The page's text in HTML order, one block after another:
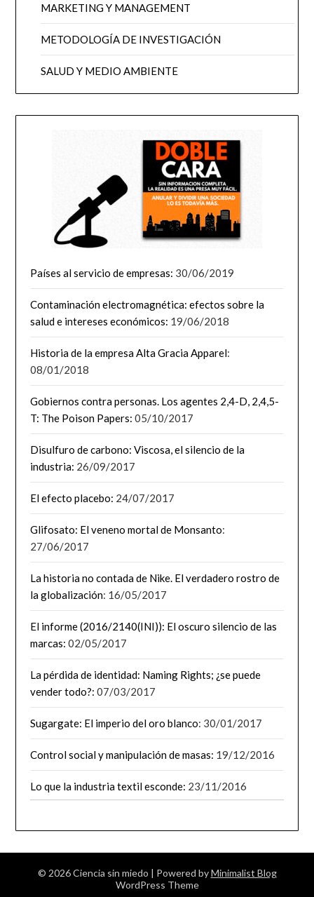
MARKETING Y MANAGEMENT
METODOLOGÍA DE INVESTIGACIÓN
SALUD Y MEDIO AMBIENTE
Países al servicio de empresas: 30/06/2019
Contaminación electromagnética: efectos sobre la
salud e intereses económicos: 19/06/2018
Historia de la empresa Alta Gracia Apparel:
08/01/2018
Gobiernos contra personas. Los agentes 2,4-D, 2,4,5-
T: The Poison Papers: 05/10/2017
Disulfuro de carbono: Viscosa, el silencio de la
industria: 26/09/2017
El efecto placebo: 24/07/2017
Glifosato: El veneno mortal de Monsanto:
27/06/2017
La historia no contada de Nike. El verdadero rostro de
la globalización: 16/05/2017
El informe (2016/2140(INI)): El oscuro silencio de las
marcas: 02/05/2017
La pérdida de identidad: Naming Rights; ¿se puede
vender todo?: 07/03/2017
Sugargate: El imperio del oro blanco: 30/01/2017
Control social y manipulación de masas: 19/12/2016
Lo que la industria textil esconde: 23/11/2016
© 2026 Ciencia sin miedo | Powered byMinimalist Blog
WordPress Theme